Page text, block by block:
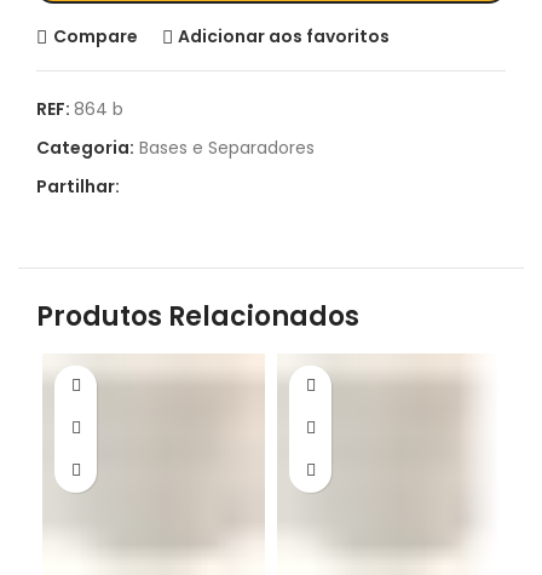
Compare Adicionar aos favoritos
REF: 864 b
Categoria: Bases e Separadores
Partilhar:
Produtos Relacionados